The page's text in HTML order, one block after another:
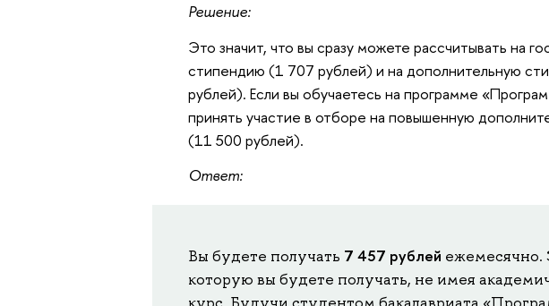
Решение:
Это значит, что вы сразу можете рассчитывать на
стипендию (1 707 рублей) и на дополнительную
рублей). Если вы обучаетесь на программе
принять участие в отборе на повышенную
(11 500 рублей).
Ответ:
Вы будете получать 7 457 рублей ежемесячно.
которую вы будете получать, не имея